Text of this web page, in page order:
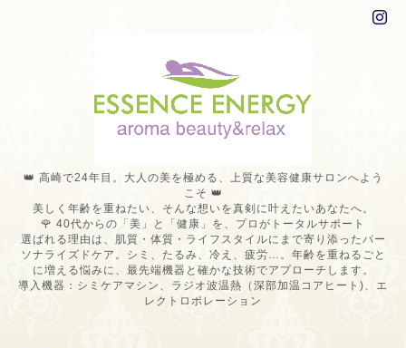
👑 高崎で24年目。大人の美を極める、上質な美容健康サロンへよう
こそ 👑
美しく年齢を重ねたい、そんな想いを真剣に叶えたいあなたへ。
🌹 40代からの「美」と「健康」を、プロがトータルサポート
選ばれる理由は、肌質・体質・ライフスタイルにまで寄り添ったパー
ソナライズドケア。シミ、たるみ、冷え、疲労…。年齢を重ねるごと
に増える悩みに、最先端機器と確かな技術でアプローチします。
導入機器：シミケアマシン、ラジオ波温熱（深部加温コアヒート)、エ
レクトロポレーション